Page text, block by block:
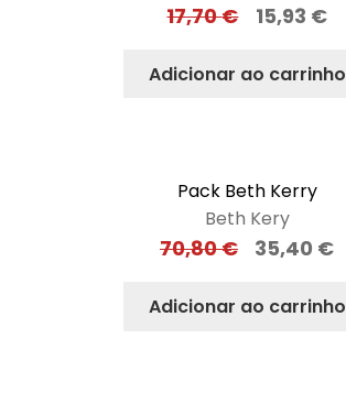
17,70€ 15,93 €
Adicionar ao carrinho
Pack Beth Kerry
Beth Kery
70,80€ 35,40 €
Adicionar ao carrinho